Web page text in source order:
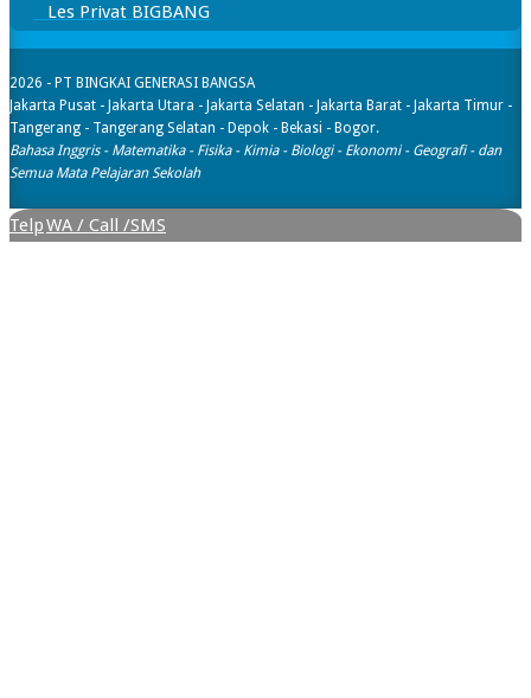
Les Privat BIGBANG
2026 - PT BINGKAI GENERASI BANGSA
Jakarta Pusat - Jakarta Utara - Jakarta Selatan - Jakarta Barat - Jakarta Timur -
Tangerang - Tangerang Selatan - Depok - Bekasi - Bogor.
Bahasa Inggris - Matematika - Fisika - Kimia - Biologi - Ekonomi - Geografi​ - dan
Semua Mata Pelajaran Sekolah
TelpWA / Call /SMS